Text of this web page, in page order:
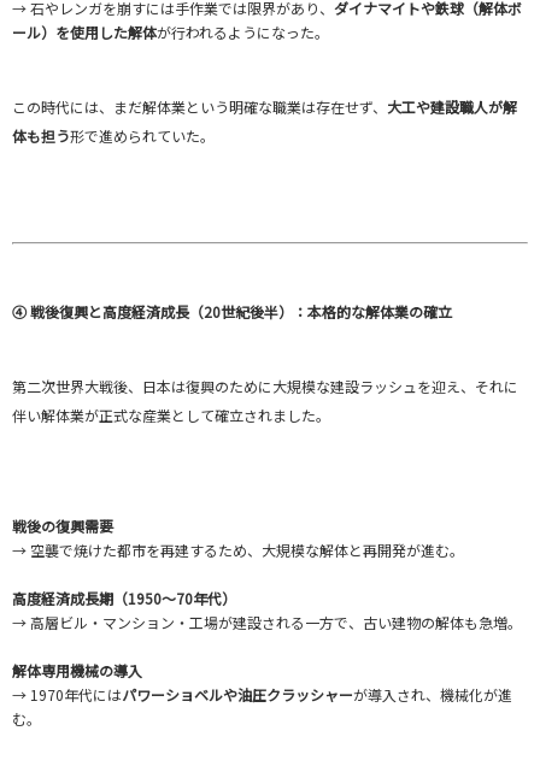
→ 石やレンガを崩すには手作業では限界があり、 ダイナマイトや鉄球（解体ボ
ール）を使用した解体が行われるようになった。
この時代には、まだ解体業という明確な職業は存在せず、 大工や建設職人が解
体も担う形で進められていた。
④ 戦後復興と高度経済成長（20世紀後半）：本格的な解体業の確立
第二次世界大戦後、日本は復興のために大規模な建設ラッシュを迎え、それに
伴い解体業が正式な産業として確立されました。
戦後の復興需要
→ 空襲で焼けた都市を再建するため、大規模な解体と再開発が進む。
高度経済成長期（1950〜70年代）
→ 高層ビル・マンション・工場が建設される一方で、古い建物の解体も急増。
解体専用機械の導入
→ 1970年代にはパワーショベルや油圧クラッシャーが導入され、機械化が進
む。